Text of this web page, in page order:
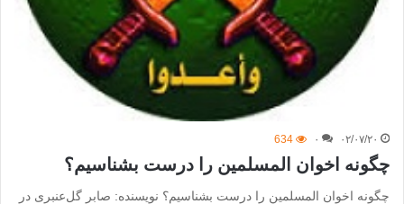
۰۲/۰۷/۲۰ ۰ 634
چگونه اخوان المسلمین را درست بشناسیم؟
چگونه اخوان المسلمین را درست بشناسیم؟ نویسنده: صابر گل‌عنبری در